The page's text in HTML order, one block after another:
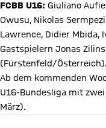
FCBB U16: Giuliano
Owusu, Nikolas
Lawrence, Didier Mbida,
Gastspielern Jonas
(Fürstenfeld/Österreich).
Ab dem kommenden
U16-Bundesliga mit
März).